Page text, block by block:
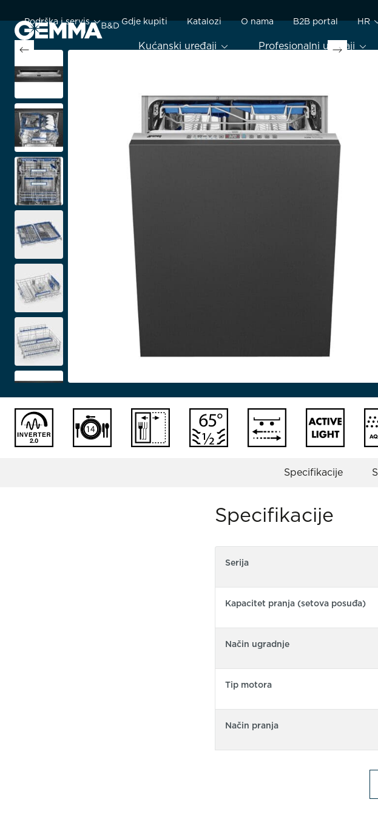
Kućanski uređaji Profesionalni uređaji
Podrška i servis Gdje kupiti Katalozi O nama B2B portal HR
Specifikacije
Specifikacije
Serija
Kapacitet pranja (setova posuđa)
Način ugradnje
Tip motora
Način pranja